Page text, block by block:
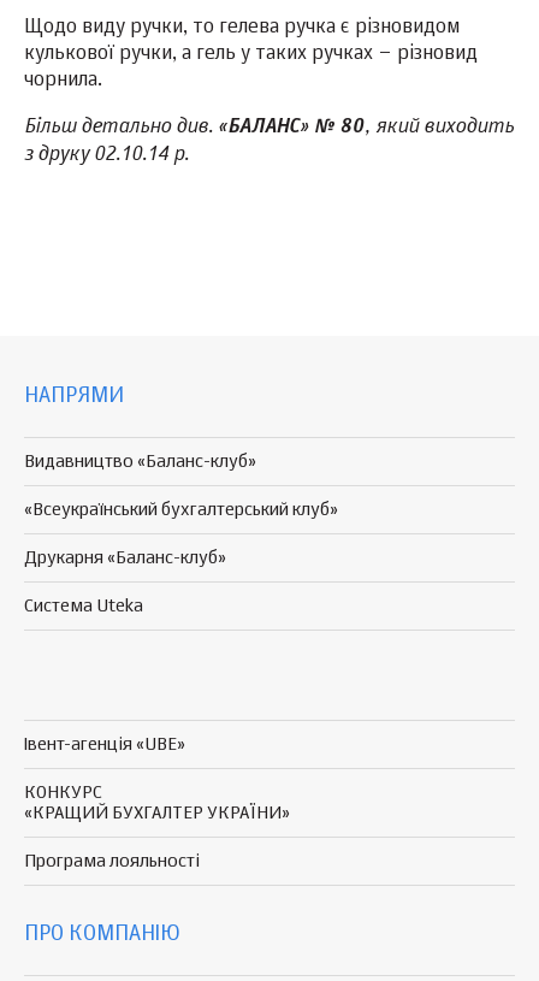
Щодо виду ручки, то гелева ручка є різновидом
кулькової ручки, а гель у таких ручках – різновид
чорнила.
Більш детально див. «БАЛАНС» № 80, який виходить
з друку 02.10.14 р.
НАПРЯМИ
Видавництво «Баланс-клуб»
«Всеукраїнський бухгалтерський клуб»
Друкарня «Баланс-клуб»
Система Uteka
Івент-агенція «UBE»
КОНКУРС
«КРАЩИЙ БУХГАЛТЕР УКРАЇНИ»
Програма лояльності
ПРО КОМПАНІЮ